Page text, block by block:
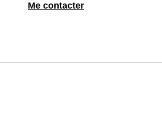
Me contacter